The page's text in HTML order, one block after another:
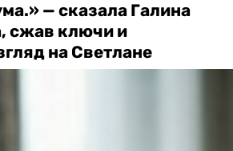
— сказала Галина
сжав ключи и
на Светлане